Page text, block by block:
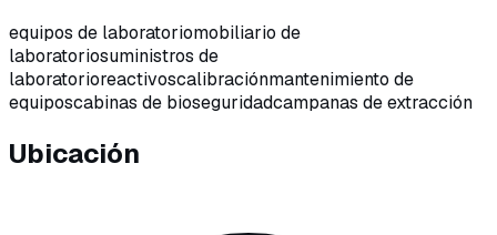
equipos de laboratoriomobiliario de
laboratoriosuministros de
laboratorioreactivoscalibraciónmantenimiento de
equiposcabinas de bioseguridadcampanas de extracción
Ubicación